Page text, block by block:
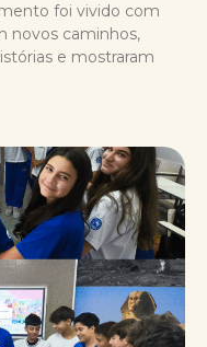
foi vivido com
novos caminhos,
e mostraram